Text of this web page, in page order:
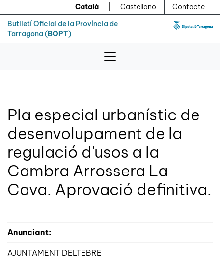
Català Castellano
Contacte
Butlletí Oficial de la Província de
Tarragona (BOPT)
Pla especial urbanístic de
desenvolupament de la
regulació d'usos a la
Cambra Arrossera La
Cava. Aprovació definitiva.
Anunciant:
AJUNTAMENT DELTEBRE